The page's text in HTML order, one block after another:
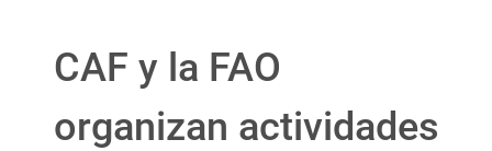
CAF y la FAO
organizan actividades